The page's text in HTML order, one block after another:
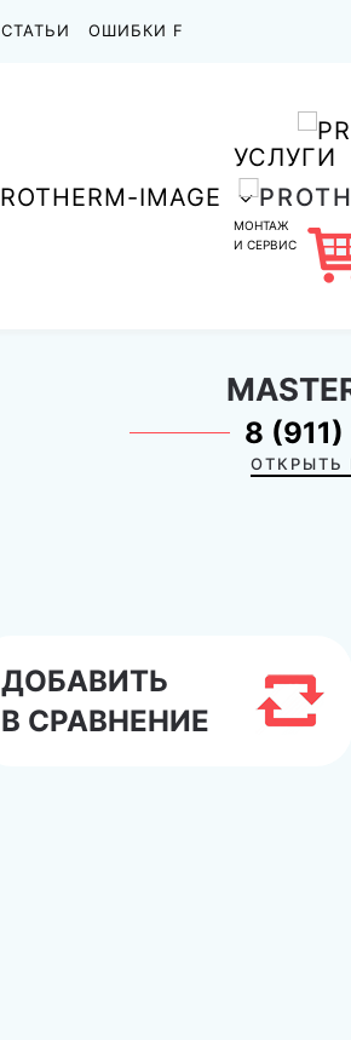
СТАТЬИ ОШИБКИ F
УСЛУГИ
МОНТАЖ
И СЕРВИС
8
ОТКРЫТЬ
ДОБАВИТЬ
В СРАВНЕНИЕ